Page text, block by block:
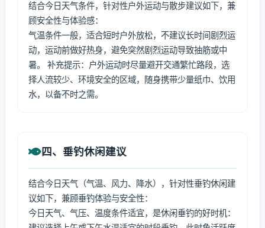
结合今日天气条件，针对性户外运动与散步建议如下，兼
顾安全性与体验感：
气温条件一般，适合短时户外放松，不建议长时间剧烈运
动，运动前做好热身，避免突然剧烈运动导致抽筋或中
暑。 补充提示：户外运动时尽量避开交通繁忙路段，选
择人流较少、环境安全的区域，随身携带少量纸巾、饮用
水，以备不时之需。
四、垂钓休闲建议
结合今日天气（气温、风力、降水），针对性垂钓休闲建
议如下，兼顾垂钓体验与安全性：
今日天气、气压、温度条件适宜，是休闲垂钓的好时机：